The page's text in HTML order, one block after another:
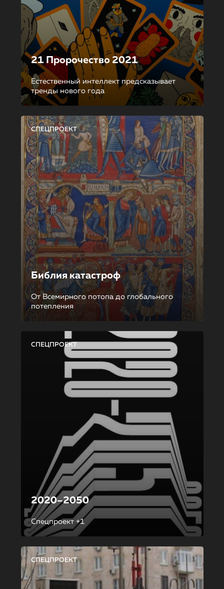
21 Пророчество 2021
Естественный интеллект предсказывает
тренды нового года
СПЕЦПРОЕКТ
Библия катастроф
От Всемирного потопа до глобального
потепления
СПЕЦПРОЕКТ
2020–2050
Спецпроект +1
СПЕЦПРОЕКТ